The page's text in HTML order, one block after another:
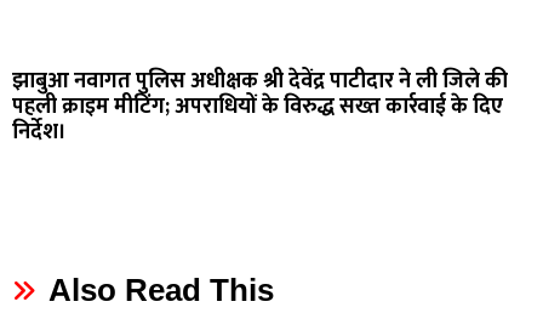
झाबुआ नवागत पुलिस अधीक्षक श्री देवेंद्र पाटीदार ने ली जिले की
पहली क्राइम मीटिंग; अपराधियों के विरुद्ध सख्त कार्रवाई के दिए
निर्देश।
Also Read This